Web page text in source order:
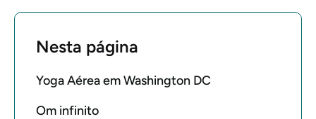
Nesta página
Yoga Aérea em Washington DC
Om infinito